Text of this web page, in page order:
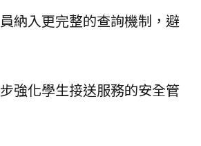
納入更完整的查詢機制，避
強化學生接送服務的安全管